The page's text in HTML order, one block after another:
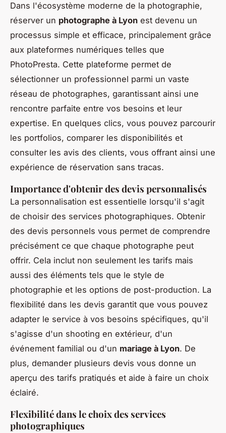
Dans l'écosystème moderne de la photographie,
réserver un photographe à Lyon est devenu un
processus simple et efficace, principalement grâce
aux plateformes numériques telles que
PhotoPresta. Cette plateforme permet de
sélectionner un professionnel parmi un vaste
réseau de photographes, garantissant ainsi une
rencontre parfaite entre vos besoins et leur
expertise. En quelques clics, vous pouvez parcourir
les portfolios, comparer les disponibilités et
consulter les avis des clients, vous offrant ainsi une
expérience de réservation sans tracas.
Importance d'obtenir des devis personnalisés
La personnalisation est essentielle lorsqu'il s'agit
de choisir des services photographiques. Obtenir
des devis personnels vous permet de comprendre
précisément ce que chaque photographe peut
offrir. Cela inclut non seulement les tarifs mais
aussi des éléments tels que le style de
photographie et les options de post-production. La
flexibilité dans les devis garantit que vous pouvez
adapter le service à vos besoins spécifiques, qu'il
s'agisse d'un shooting en extérieur, d'un
événement familial ou d'un mariage à Lyon. De
plus, demander plusieurs devis vous donne un
aperçu des tarifs pratiqués et aide à faire un choix
éclairé.
Flexibilité dans le choix des services
photographiques